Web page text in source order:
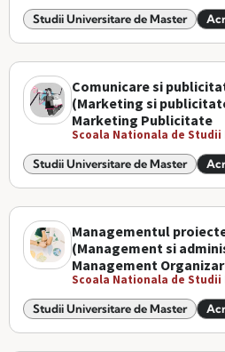
Studii Universitare de Master
Comunicare si
(Marketing si
Marketing Publicitate
Scoala Nationala de Studii
Studii Universitare de Master
Managementul
(Management si
Management
Scoala Nationala de Studii
Studii Universitare de Master